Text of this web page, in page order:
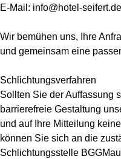
E-Mail: info@hotel-seifert.de
Wir bemühen uns, Ihre
und gemeinsam eine
Schlichtungsverfahren
Sollten Sie der Auffassung
barrierefreie Gestaltung
und auf Ihre Mitteilung
können Sie sich an die
Schlichtungsstelle